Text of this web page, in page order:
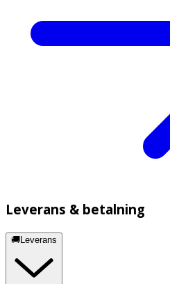
Leverans & betalning
🚚Leverans